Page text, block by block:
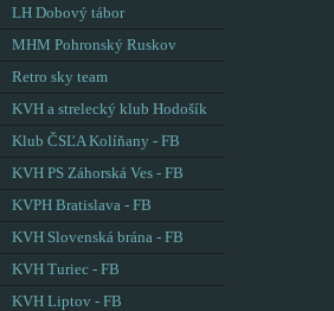
LH Dobový tábor
MHM Pohronský Ruskov
Retro sky team
KVH a strelecký klub Hodošík
Klub ČSĽA Kolíňany - FB
KVH PS Záhorská Ves - FB
KVPH Bratislava - FB
KVH Slovenská brána - FB
KVH Turiec - FB
KVH Liptov - FB